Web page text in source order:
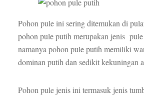
Pohon pule ini sering ditemukan di
pohon pule putih merupakan jenis
namanya pohon pule putih memiliki
dominan putih dan sedikit kekuningan
Pohon pule jenis ini termasuk jenis